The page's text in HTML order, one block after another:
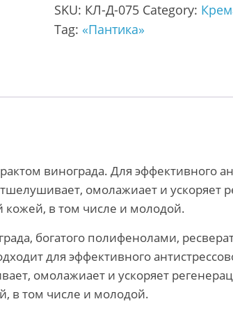
SKU: КЛ-Д-075 Category:
Tag: «Пантика»
винограда. Для эффективного
омолажиает и ускоряет
кожей, в том числе и молодой.
богатого полифенолами,
для эффективного
омолажиает и ускоряет
в том числе и молодой.